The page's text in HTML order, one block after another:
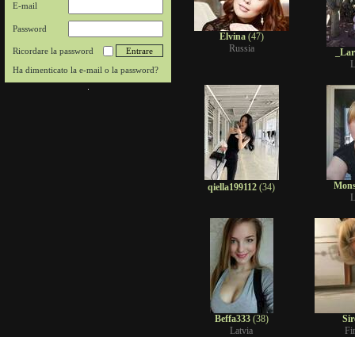
E-mail
Password
Ricordare la password
Ha dimenticato la e-mail o la password?
Elvina (47)
Russia
qiella199112 (34)
Beffa333 (38)
Latvia